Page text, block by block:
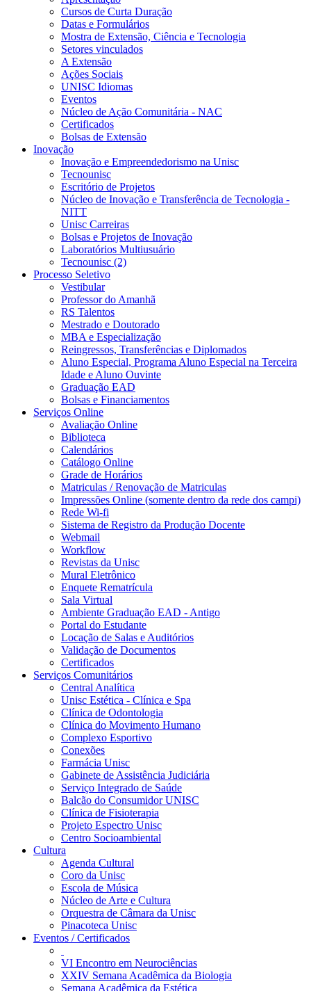
Cursos de Curta Duração
Datas e Formulários
Mostra de Extensão, Ciência e Tecnologia
Setores vinculados
A Extensão
Ações Sociais
UNISC Idiomas
Eventos
Núcleo de Ação Comunitária - NAC
Certificados
Bolsas de Extensão
Inovação
Inovação e Empreendedorismo na Unisc
Tecnounisc
Escritório de Projetos
Núcleo de Inovação e Transferência de Tecnologia -
NITT
Unisc Carreiras
Bolsas e Projetos de Inovação
Laboratórios Multiusuário
Tecnounisc (2)
Processo Seletivo
Vestibular
Professor do Amanhã
RS Talentos
Mestrado e Doutorado
MBA e Especialização
Reingressos, Transferências e Diplomados
Aluno Especial, Programa Aluno Especial na Terceira
Idade e Aluno Ouvinte
Graduação EAD
Bolsas e Financiamentos
Serviços Online
Avaliação Online
Biblioteca
Calendários
Catálogo Online
Grade de Horários
Matriculas / Renovação de Matriculas
Impressões Online (somente dentro da rede dos campi)
Rede Wi-fi
Sistema de Registro da Produção Docente
Webmail
Workflow
Revistas da Unisc
Mural Eletrônico
Enquete Rematrícula
Sala Virtual
Ambiente Graduação EAD - Antigo
Portal do Estudante
Locação de Salas e Auditórios
Validação de Documentos
Certificados
Serviços Comunitários
Central Analítica
Unisc Estética - Clínica e Spa
Clínica de Odontologia
Clínica do Movimento Humano
Complexo Esportivo
Conexões
Farmácia Unisc
Gabinete de Assistência Judiciária
Serviço Integrado de Saúde
Balcão do Consumidor UNISC
Clínica de Fisioterapia
Projeto Espectro Unisc
Centro Socioambiental
Cultura
Agenda Cultural
Coro da Unisc
Escola de Música
Núcleo de Arte e Cultura
Orquestra de Câmara da Unisc
Pinacoteca Unisc
Eventos / Certificados
VI Encontro em Neurociências
XXIV Semana Acadêmica da Biologia
Semana Acadêmica da Estética